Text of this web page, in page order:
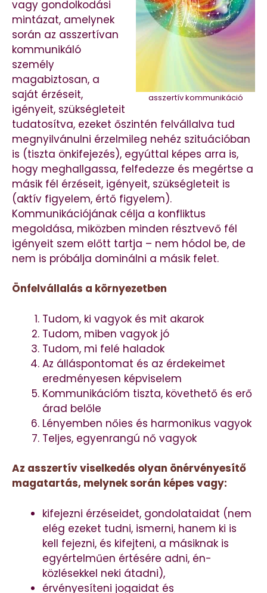
asszertív kommunikáció
vagy gondolkodási
mintázat, amelynek
során az asszertívan
kommunikáló
személy
magabiztosan, a
saját érzéseit,
igényeit, szükségleteit
tudatosítva, ezeket őszintén felvállalva tud
megnyilvánulni érzelmileg nehéz szituációban
is (tiszta önkifejezés), egyúttal képes arra is,
hogy meghallgassa, felfedezze és megértse a
másik fél érzéseit, igényeit, szükségleteit is
(aktív figyelem, értő figyelem).
Kommunikációjának célja a konfliktus
megoldása, miközben minden résztvevő fél
igényeit szem előtt tartja – nem hódol be, de
nem is próbálja dominálni a másik felet.
Önfelvállalás a környezetben
Tudom, ki vagyok és mit akarok
Tudom, miben vagyok jó
Tudom, mi felé haladok
Az álláspontomat és az érdekeimet
eredményesen képviselem
Kommunikációm tiszta, követhető és erő
árad belőle
Lényemben nőies és harmonikus vagyok
Teljes, egyenrangú nő vagyok
Az asszertív viselkedés olyan önérvényesítő
magatartás, melynek során képes vagy:
kifejezni érzéseidet, gondolataidat (nem
elég ezeket tudni, ismerni, hanem ki is
kell fejezni, és kifejteni, a másiknak is
egyértelműen értésére adni, én-
közlésekkel neki átadni),
érvényesíteni jogaidat és